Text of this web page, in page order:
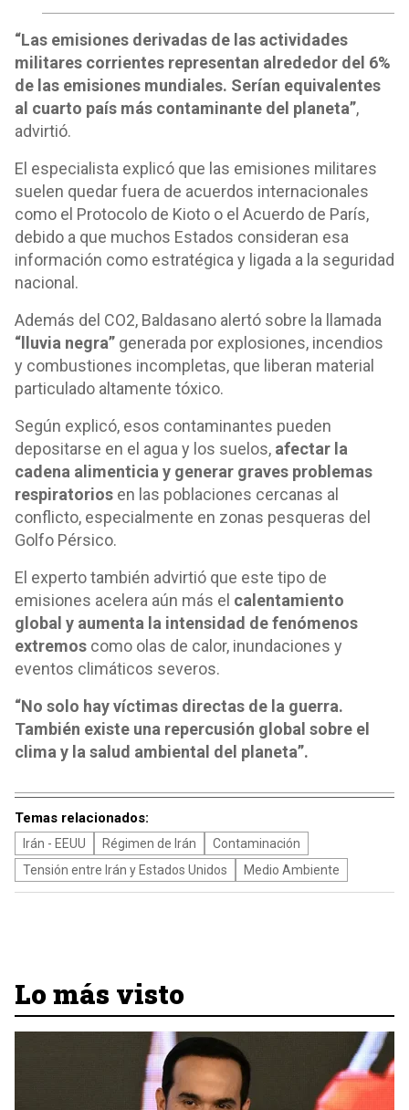
“Las emisiones derivadas de las actividades
militares corrientes representan alrededor del 6%
de las emisiones mundiales. Serían equivalentes
al cuarto país más contaminante del planeta”,
advirtió.
El especialista explicó que las emisiones militares
suelen quedar fuera de acuerdos internacionales
como el Protocolo de Kioto o el Acuerdo de París,
debido a que muchos Estados consideran esa
información como estratégica y ligada a la seguridad
nacional.
Además del CO2, Baldasano alertó sobre la llamada
“lluvia negra” generada por explosiones, incendios
y combustiones incompletas, que liberan material
particulado altamente tóxico.
Según explicó, esos contaminantes pueden
depositarse en el agua y los suelos, afectar la
cadena alimenticia y generar graves problemas
respiratorios en las poblaciones cercanas al
conflicto, especialmente en zonas pesqueras del
Golfo Pérsico.
El experto también advirtió que este tipo de
emisiones acelera aún más el calentamiento
global y aumenta la intensidad de fenómenos
extremos como olas de calor, inundaciones y
eventos climáticos severos.
“No solo hay víctimas directas de la guerra.
También existe una repercusión global sobre el
clima y la salud ambiental del planeta”.
Temas relacionados:
Irán - EEUU Régimen de Irán
Contaminación
Tensión entre Irán y Estados Unidos
Medio Ambiente
Lo más visto